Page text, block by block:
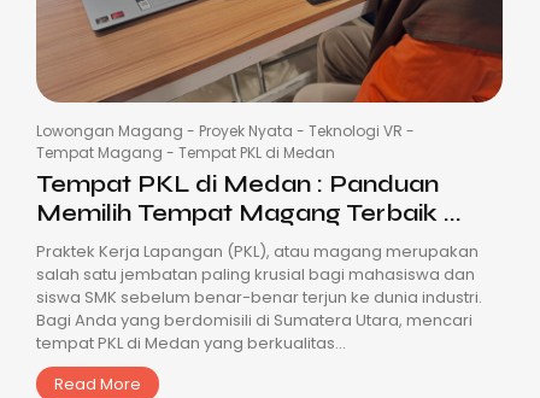
Lowongan Magang - Proyek Nyata - Teknologi VR -
Tempat Magang - Tempat PKL di Medan
Tempat PKL di Medan : Panduan
Memilih Tempat Magang Terbaik ...
Praktek Kerja Lapangan (PKL), atau magang merupakan
salah satu jembatan paling krusial bagi mahasiswa dan
siswa SMK sebelum benar-benar terjun ke dunia industri.
Bagi Anda yang berdomisili di Sumatera Utara, mencari
tempat PKL di Medan yang berkualitas...
Read More